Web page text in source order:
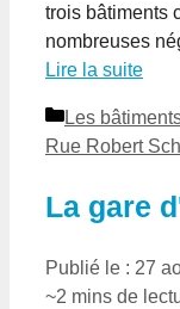
trois bâtiments
nombreuses
Lire la suite
Catégories
Les
Rue Robert
La gare
Publié le : 27
~2 mins de